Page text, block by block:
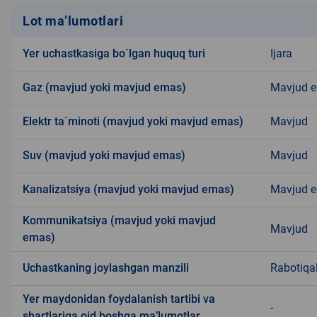
Lot ma’lumotlari
Yer uchastkasiga bo`lgan huquq turi Ijara
Gaz (mavjud yoki mavjud emas) Mavjud
Elektr ta`minoti (mavjud yoki mavjud emas) Mavjud
Suv (mavjud yoki mavjud emas) Mavjud
Kanalizatsiya (mavjud yoki mavjud emas) Mavjud
Kommunikatsiya (mavjud yoki mavjud
emas)
Mavjud
Uchastkaning joylashgan manzili
Yer maydonidan foydalanish tartibi va
-